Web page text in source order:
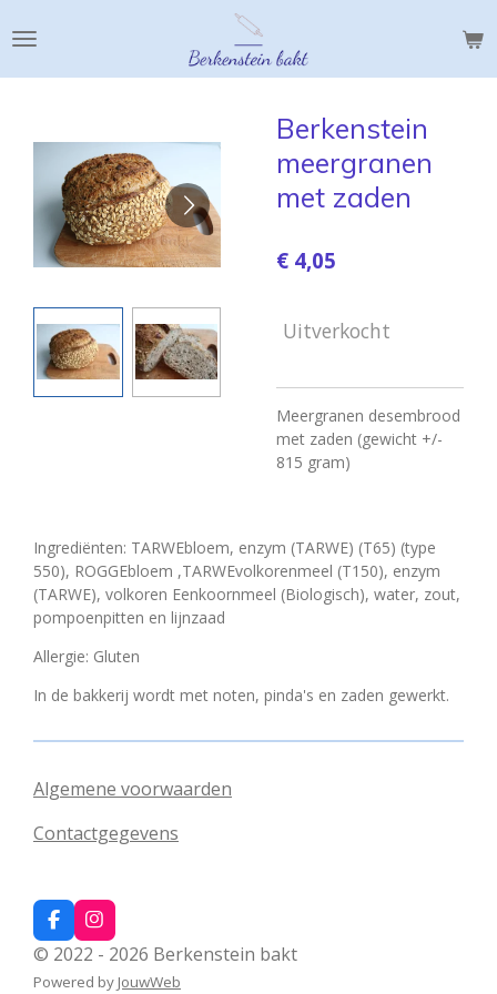
direct
Berkenstein
meergranen
met zaden
€ 4,05
Uitverkocht
Meergranen desembrood
met zaden (gewicht +/-
815 gram)
Ingrediënten: TARWEbloem, enzym (TARWE) (T65) (type
550), ROGGEbloem ,TARWEvolkorenmeel (T150), enzym
(TARWE), volkoren Eenkoornmeel (Biologisch), water, zout,
pompoenpitten en lijnzaad
Allergie: Gluten
In de bakkerij wordt met noten, pinda's en zaden gewerkt.
Algemene voorwaarden
Contactgegevens
F
a
c
e
I
n
s
t
© 2022 - 2026 Berkenstein bakt
Powered by JouwWeb